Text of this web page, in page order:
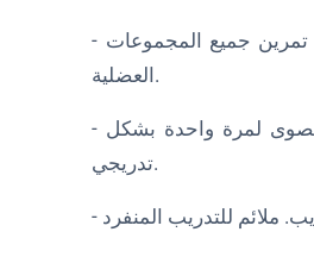
- تعدد الاستخدامات: يمكن أداء مجموعة متنوعة من التمارين لبناء قوة الجسم بالكامل. تمرين جميع المجموعات
العضلية.
- التحميل التدريجي: إضافة الوزن بأمان في كل مجموعة أو أسبوع، مع زيادة القوة القصوى لمرة واحدة بشكل
تدريجي.